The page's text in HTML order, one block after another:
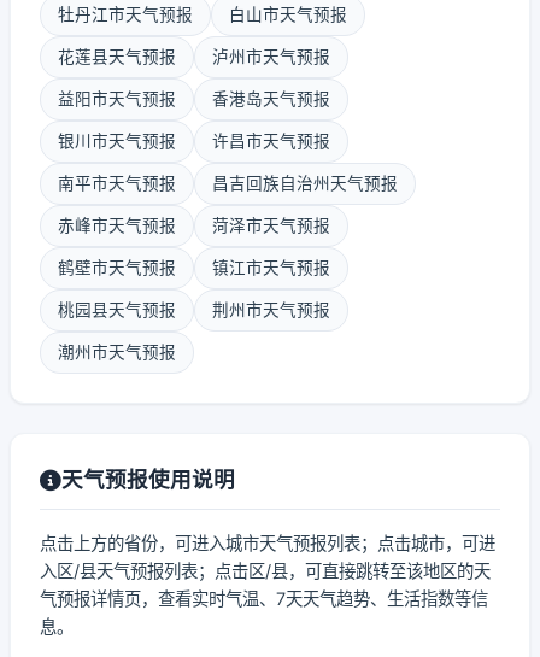
牡丹江市天气预报 白山市天气预报
花莲县天气预报 泸州市天气预报
益阳市天气预报 香港岛天气预报
银川市天气预报 许昌市天气预报
南平市天气预报 昌吉回族自治州天气预报
赤峰市天气预报 菏泽市天气预报
鹤壁市天气预报 镇江市天气预报
桃园县天气预报 荆州市天气预报
潮州市天气预报
天气预报使用说明
点击上方的省份，可进入城市天气预报列表；点击城市，可进
入区/县天气预报列表；点击区/县，可直接跳转至该地区的天
气预报详情页，查看实时气温、7天天气趋势、生活指数等信
息。